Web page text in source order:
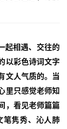
相遇、交往的
以彩色诗词文字
文人气质的。当
里只感觉老师知
，看见老师篇篇
笔隽秀、沁人肺